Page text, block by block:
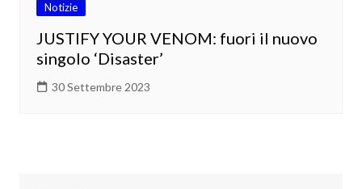
Notizie
JUSTIFY YOUR VENOM: fuori il nuovo
singolo ‘Disaster’
30 Settembre 2023